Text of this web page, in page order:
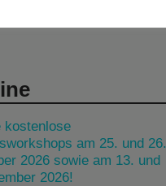
kostenlose
am 25. und 26.
2026 sowie am 13. und
2026!